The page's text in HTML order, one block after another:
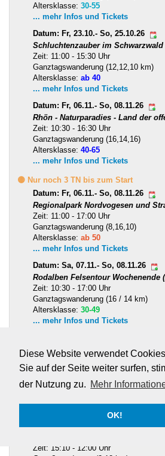
Diese Website verwendet
Sie auf der Seite weiter surfen,
der Nutzung zu. Mehr
OK!
Altersklasse: 30-55
... mehr Infos und Tickets
Datum: Fr, 23.10.- So, 25.10.26
Schluchtenzauber im Schwarzwald
Zeit: 11:00 - 15:30 Uhr
Ganztagswanderung (12,12,10 km)
Altersklasse: ab 40
... mehr Infos und Tickets
Datum: Fr, 06.11.- So, 08.11.26
Rhön - Naturparadies - Land der
Zeit: 10:30 - 16:30 Uhr
Ganztagswanderung (16,14,16)
Altersklasse: 40-65
... mehr Infos und Tickets
🟡 Nur noch 3 TN bis zum Start
Datum: Fr, 06.11.- So, 08.11.26
Regionalpark Nordvogesen und
Zeit: 11:00 - 17:00 Uhr
Ganztagswanderung (8,16,10)
Altersklasse: ab 50
... mehr Infos und Tickets
Datum: Sa, 07.11.- So, 08.11.26
Rodalben Felsentour Wochenende
Zeit: 10:30 - 17:00 Uhr
Ganztagswanderung (16 / 14 km)
Altersklasse: 30-49
... mehr Infos und Tickets
Singlecoaching - Dein Weg zu
Seminar
Altersklasse: alle
🟡 Nur noch 2 TN bis zum Start
Datum: So, 27.12.- So, 03.01.27
Zeit: 15:10 - 12:00 Uhr